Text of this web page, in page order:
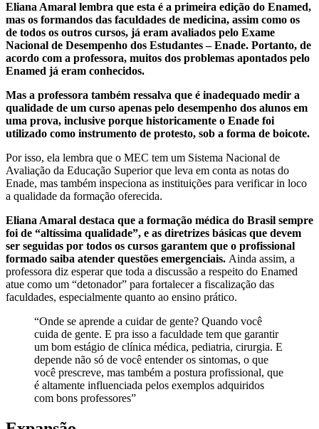
Eliana Amaral lembra que esta é a primeira edição do Enamed,
mas os formandos das faculdades de medicina, assim como os
de todos os outros cursos, já eram avaliados pelo Exame
Nacional de Desempenho dos Estudantes – Enade. Portanto, de
acordo com a professora, muitos dos problemas apontados pelo
Enamed já eram conhecidos.
Mas a professora também ressalva que é inadequado medir a
qualidade de um curso apenas pelo desempenho dos alunos em
uma prova, inclusive porque historicamente o Enade foi
utilizado como instrumento de protesto, sob a forma de boicote.
Por isso, ela lembra que o MEC tem um Sistema Nacional de
Avaliação da Educação Superior que leva em conta as notas do
Enade, mas também inspeciona as instituições para verificar in loco
a qualidade da formação oferecida.
Eliana Amaral destaca que a formação médica do Brasil sempre
foi de “altíssima qualidade”, e as diretrizes básicas que devem
ser seguidas por todos os cursos garantem que o profissional
formado saiba atender questões emergenciais. Ainda assim, a
professora diz esperar que toda a discussão a respeito do Enamed
atue como um “detonador” para fortalecer a fiscalização das
faculdades, especialmente quanto ao ensino prático.
“Onde se aprende a cuidar de gente? Quando você
cuida de gente. E pra isso a faculdade tem que garantir
um bom estágio de clínica médica, pediatria, cirurgia. E
depende não só de você entender os sintomas, o que
você prescreve, mas também a postura profissional, que
é altamente influenciada pelos exemplos adquiridos
com bons professores”